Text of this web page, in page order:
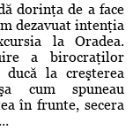
dorinţa de a face
dezavuat intenţia
la Oradea.
a birocraţilor
la creşterea
cum spuneau
în frunte, secera